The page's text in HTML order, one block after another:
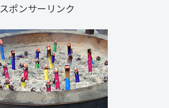
スポンサーリンク